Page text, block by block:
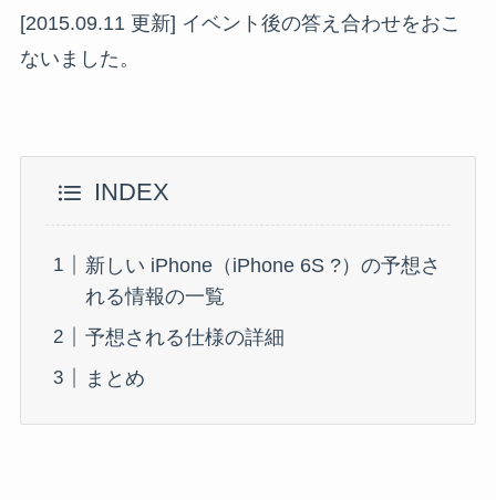
[2015.09.11 更新] イベント後の答え合わせをおこ
ないました。
INDEX
新しい iPhone（iPhone 6S ?）の予想さ
れる情報の一覧
予想される仕様の詳細
まとめ